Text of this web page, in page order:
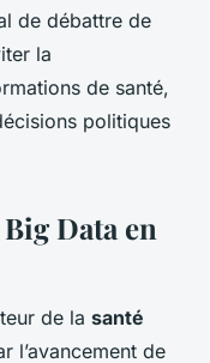
de débattre de
la
de santé,
politiques
Data en
de la santé
l’avancement de